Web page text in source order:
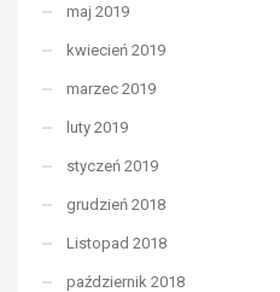
maj 2019
kwiecień 2019
marzec 2019
luty 2019
styczeń 2019
grudzień 2018
Listopad 2018
październik 2018